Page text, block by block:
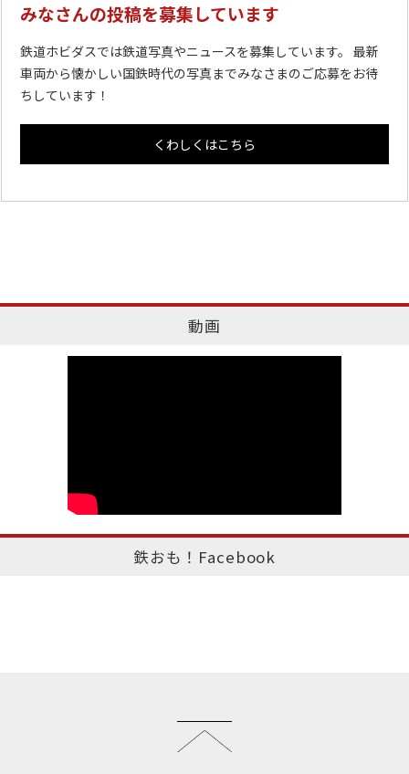
みなさんの投稿を募集しています
鉄道ホビダスでは鉄道写真やニュースを募集しています。 最新
車両から懐かしい国鉄時代の写真までみなさまのご応募をお待
ちしています！
くわしくはこちら
動画
鉄おも！Facebook